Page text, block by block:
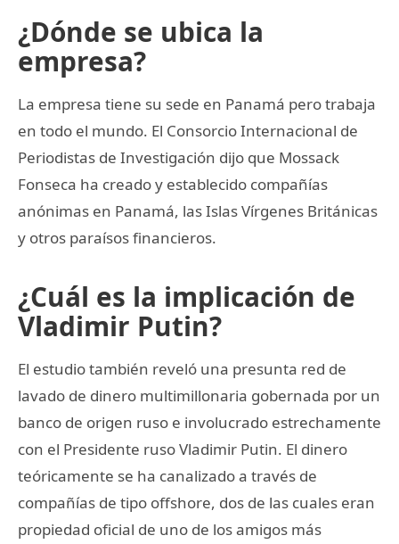
¿Dónde se ubica la
empresa?
La empresa tiene su sede en Panamá pero trabaja
en todo el mundo. El Consorcio Internacional de
Periodistas de Investigación dijo que Mossack
Fonseca ha creado y establecido compañías
anónimas en Panamá, las Islas Vírgenes Británicas
y otros paraísos financieros.
¿Cuál es la implicación de
Vladimir Putin?
El estudio también reveló una presunta red de
lavado de dinero multimillonaria gobernada por un
banco de origen ruso e involucrado estrechamente
con el Presidente ruso Vladimir Putin. El dinero
teóricamente se ha canalizado a través de
compañías de tipo offshore, dos de las cuales eran
propiedad oficial de uno de los amigos más